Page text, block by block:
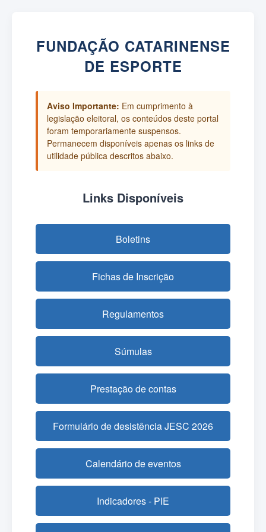
FUNDAÇÃO CATARINENSE
DE ESPORTE
Aviso Importante: Em cumprimento à
legislação eleitoral, os conteúdos deste portal
foram temporariamente suspensos.
Permanecem disponíveis apenas os links de
utilidade pública descritos abaixo.
Links Disponíveis
Boletins
Fichas de Inscrição
Regulamentos
Súmulas
Prestação de contas
Formulário de desistência JESC 2026
Calendário de eventos
Indicadores - PIE